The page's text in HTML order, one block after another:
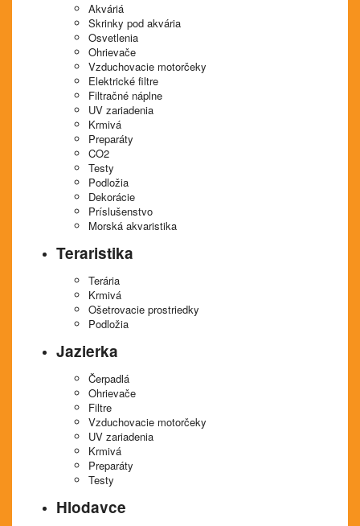
Akváriá
Skrinky pod akvária
Osvetlenia
Ohrievače
Vzduchovacie motorčeky
Elektrické filtre
Filtračné náplne
UV zariadenia
Krmivá
Preparáty
CO2
Testy
Podložia
Dekorácie
Príslušenstvo
Morská akvaristika
Teraristika
Terária
Krmivá
Ošetrovacie prostriedky
Podložia
Jazierka
Čerpadlá
Ohrievače
Filtre
Vzduchovacie motorčeky
UV zariadenia
Krmivá
Preparáty
Testy
Hlodavce